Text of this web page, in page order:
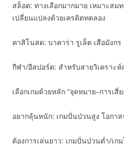
สล็อต: ทางเลือกมากมาย เหมาะสม
เปลี่ยนแปลงด้วยเครดิตทดลอง
คาสิโนสด: บาคาร่า รูเล็ต เสือมังกร
กีฬา/อีสปอร์ต: สำหรับสายวิเคราะ
เลือกเกมด้วยหลัก “จุดหมาย–การเสี่ย
อยากลุ้นหนัก: เกมปั่นป่วนสูง โอกา
ต้องการเล่นยาว: เกมปั่นป่วนต่ำ/เก